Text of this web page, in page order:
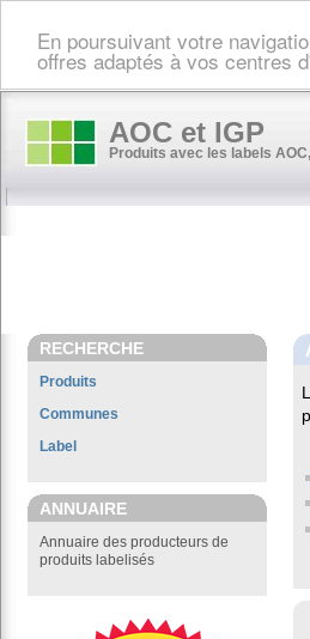
En poursuivant votre
offres adaptés à vos centres
AOC et IGP
Produits avec les labels AOC,
RECHERCHE
Produits
Communes
Label
ANNUAIRE
Annuaire des producteurs de
produits labelisés